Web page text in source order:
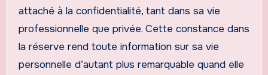
attaché à la confidentialité, tant dans sa vie
professionnelle que privée. Cette constance dans
la réserve rend toute information sur sa vie
personnelle d’autant plus remarquable quand elle